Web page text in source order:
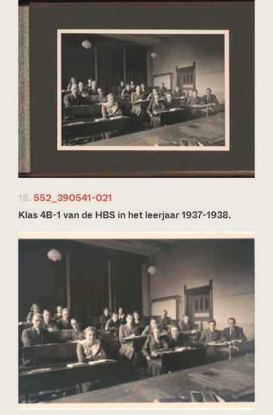
18. 552_390541-021
Klas 4B-1 van de HBS in het leerjaar 1937-1938.